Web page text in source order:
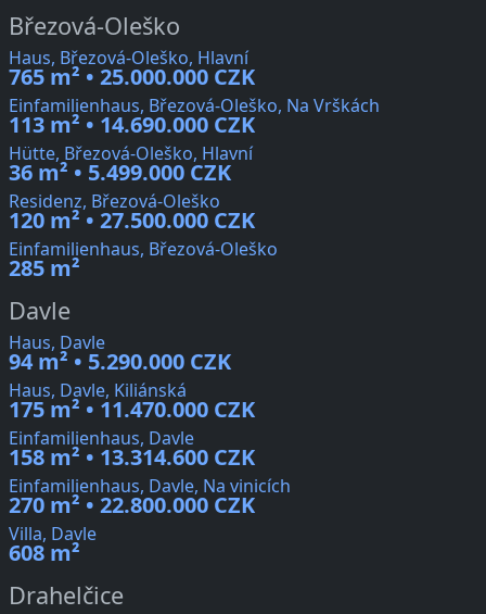
Březová-Oleško
Haus, Březová-Oleško, Hlavní
765 m² • 25.000.000 CZK
Einfamilienhaus, Březová-Oleško, Na Vrškách
113 m² • 14.690.000 CZK
Hütte, Březová-Oleško, Hlavní
36 m² • 5.499.000 CZK
Residenz, Březová-Oleško
120 m² • 27.500.000 CZK
Einfamilienhaus, Březová-Oleško
285 m²
Davle
Haus, Davle
94 m² • 5.290.000 CZK
Haus, Davle, Kiliánská
175 m² • 11.470.000 CZK
Einfamilienhaus, Davle
158 m² • 13.314.600 CZK
Einfamilienhaus, Davle, Na vinicích
270 m² • 22.800.000 CZK
Villa, Davle
608 m²
Drahelčice